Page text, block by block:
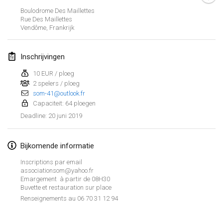
Weergave lijst
Boulodrome Des Maillettes
Rue Des Maillettes
Vendôme, Frankrijk
Inschrijvingen
10 EUR / ploeg
2 spelers / ploeg
som-41@outlook.fr
Capaciteit: 64 ploegen
Deadline: 20 juni 2019
Bijkomende informatie
Inscriptions par email
associationsom@yahoo.fr
Emargement à partir de 08H30
Buvette et restauration sur place
Renseignements au 06 70 31 12 94
februari 2019
2 feb. 2019
Lumi Mölkky
9 feb. 2019|Finland
Tournoi de la St Valentin
OTH
16 feb. 2019|Finland
Indoor des Bouchons